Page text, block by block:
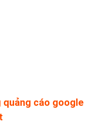
cáo google